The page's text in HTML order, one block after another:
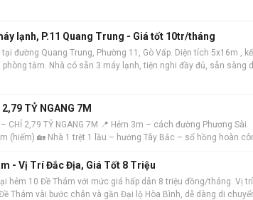
lạnh, P.11 Quang Trung - Giá tốt 10tr/tháng
đường Quang Trung, Phường 11, Gò Vấp. Diện tích 5x16m ,
tắm. Nhà có sẵn 3 máy lạnh, tiện nghi đầy đủ, sẵn sàng
TỶ NGANG 7M
CHỈ 2,79 TỶ NGANG 7M 📍 Hẻm 3m – cách đường Phương Sài
🏡 Nhà 1 trệt 1 lầu – hướng Tây Bắc – sổ hồng hoàn
- Vị Trí Đắc Địa, Giá Tốt 8 Triệu
hẻm 10 Đề Thám với mức giá hấp dẫn 8 triệu đồng/tháng. Vị trí
Thám vài bước chân và gần Đại lộ Hòa Bình, dễ dàng di